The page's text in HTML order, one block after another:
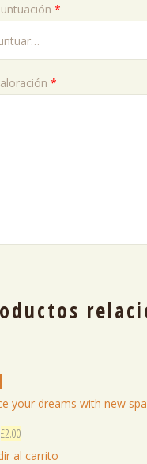
*
*
your dreams with new spa
El
precio
£2.00
precio
al carrito